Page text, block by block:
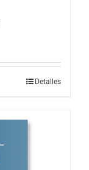
Detalles